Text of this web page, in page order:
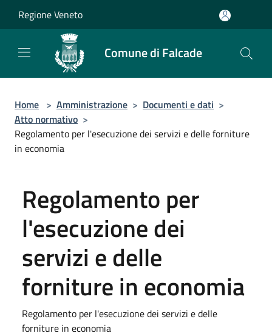
Regione Veneto
Comune di Falcade
Home > Amministrazione > Documenti e dati >
Atto normativo >
Regolamento per l'esecuzione dei servizi e delle forniture
in economia
Regolamento per
l'esecuzione dei
servizi e delle
forniture in economia
Regolamento per l'esecuzione dei servizi e delle
forniture in economia